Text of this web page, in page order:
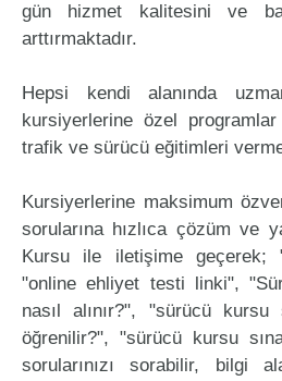
gün hizmet kalitesini ve
arttırmaktadır.
Hepsi kendi alanında
kursiyerlerine özel
trafik ve sürücü eğitimleri
Kursiyerlerine maksimum
sorularına hızlıca çözüm ve
Kursu ile iletişime geçerek;
"online ehliyet testi linki",
nasıl alınır?", "sürücü kursu
öğrenilir?", "sürücü kursu
sorularınızı sorabilir, bilgi